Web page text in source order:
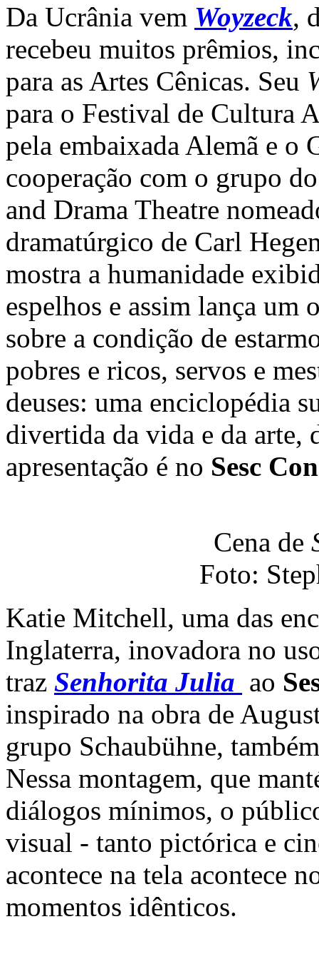
Da Ucrânia vem Woyzeck,
recebeu muitos prêmios,
para as Artes Cênicas. Seu
para o Festival de Cultura
pela embaixada Alemã e o
cooperação com o grupo
and Drama Theatre
dramatúrgico de Carl
mostra a humanidade
espelhos e assim lança
sobre a condição de
pobres e ricos, servos e
deuses: uma enciclopédia
divertida da vida e da arte,
apresentação é no Sesc
Cena de
Foto:
Katie Mitchell, uma das
Inglaterra, inovadora no
traz Senhorita Julia ao
inspirado na obra de
grupo Schaubühne,
Nessa montagem, que
diálogos mínimos, o
visual - tanto pictórica e
acontece na tela acontece
momentos idênticos.